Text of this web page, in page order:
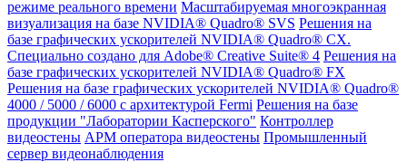
режиме реального времени Масштабируемая многоэкранная
визуализация на базе NVIDIA® Quadro® SVS Решения на
базе графических ускорителей NVIDIA® Quadro® CX.
Специально создано для Adobe® Creative Suite® 4 Решения на
базе графических ускорителей NVIDIA® Quadro® FX
Решения на базе графических ускорителей NVIDIA® Quadro®
4000 / 5000 / 6000 с архитектурой Fermi Решения на базе
продукции "Лаборатории Касперского" Контроллер
видеостены АРМ оператора видеостены Промышленный
сервер видеонаблюдения